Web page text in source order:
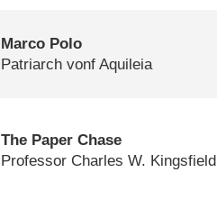
Marco Polo
Patriarch vonf Aquileia
The Paper Chase
Professor Charles W. Kingsfield